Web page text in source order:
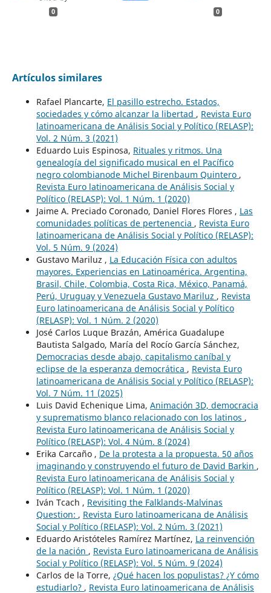
0 0
Artículos similares
Rafael Plancarte, El pasillo estrecho. Estados,
sociedades y cómo alcanzar la libertad , Revista Euro
latinoamericana de Análisis Social y Político (RELASP):
Vol. 2 Núm. 3 (2021)
Eduardo Luis Espinosa, Rituales y ritmos. Una
genealogía del significado musical en el Pacífico
negro colombianode Michel Birenbaum Quintero ,
Revista Euro latinoamericana de Análisis Social y
Político (RELASP): Vol. 1 Núm. 1 (2020)
Jaime A. Preciado Coronado, Daniel Flores Flores , Las
comunidades políticas de pertenencia , Revista Euro
latinoamericana de Análisis Social y Político (RELASP):
Vol. 5 Núm. 9 (2024)
Gustavo Mariluz , La Educación Física con adultos
mayores. Experiencias en Latinoamérica. Argentina,
Brasil, Chile, Colombia, Costa Rica, México, Panamá,
Perú, Uruguay y Venezuela Gustavo Mariluz , Revista
Euro latinoamericana de Análisis Social y Político
(RELASP): Vol. 1 Núm. 2 (2020)
José Carlos Luque Brazán, América Guadalupe
Bautista Salgado, María del Rocío García Sánchez,
Democracias desde abajo, capitalismo caníbal y
eclipse de la esperanza democrática , Revista Euro
latinoamericana de Análisis Social y Político (RELASP):
Vol. 7 Núm. 11 (2025)
Luis David Echenique Lima, Animación 3D, democracia
y suprematismo blanco relacionado con los latinos ,
Revista Euro latinoamericana de Análisis Social y
Político (RELASP): Vol. 4 Núm. 8 (2024)
Erika Carcaño , De la protesta a la propuesta. 50 años
imaginando y construyendo el futuro de David Barkin ,
Revista Euro latinoamericana de Análisis Social y
Político (RELASP): Vol. 1 Núm. 1 (2020)
Iván Tcach , Revisiting the Falklands-Malvinas
Question: , Revista Euro latinoamericana de Análisis
Social y Político (RELASP): Vol. 2 Núm. 3 (2021)
Eduardo Aristóteles Ramírez Martínez, La reinvención
de la nación , Revista Euro latinoamericana de Análisis
Social y Político (RELASP): Vol. 5 Núm. 9 (2024)
Carlos de la Torre, ¿Qué hacen los populistas? ¿Y cómo
estudiarlo? , Revista Euro latinoamericana de Análisis